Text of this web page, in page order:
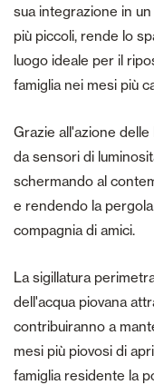
sua integrazione in
più piccoli, rende lo
luogo ideale per il
famiglia nei mesi più
Grazie all'azione
da sensori di
schermando al
e rendendo la
compagnia di amici.
La sigillatura
dell'acqua piovana
contribuiranno a
mesi più piovosi di
famiglia residente la